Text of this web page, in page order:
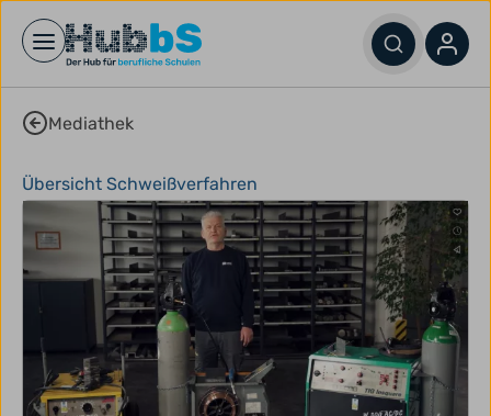
Open main menu
Mediathek
Übersicht Schweißverfahren